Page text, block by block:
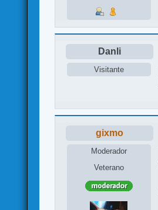
Danli
Visitante
gixmo
Moderador
Veterano